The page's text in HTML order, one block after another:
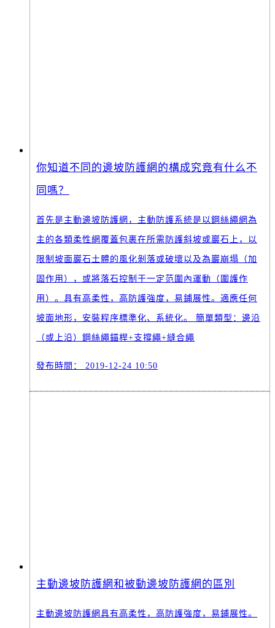
你知道不同的邊坡防護網的構成究竟有什么不
同嗎？
首先是主動邊坡防護網，主動防護系統是以鋼絲繩網為
主的各類柔性網覆蓋包裹在所需防護斜坡或巖石上，以
限制坡面巖石土體的風化剝落或破壞以及為巖崩塌（加
固作用），或將落石控制于一定范圍內運動（圍護作
用）。具有高柔性，高防護強度，易鋪展性。適應任何
坡面地形，安裝程序標準化、系統化。 簡單類型：邊沿
（或上沿）鋼絲繩錨桿+支撐繩+縫合繩
發布時間： 2019-12-24 10:50
主動邊坡防護網和被動邊坡防護網的區別
主動邊坡防護網具有高柔性，高防護強度，易鋪展性。